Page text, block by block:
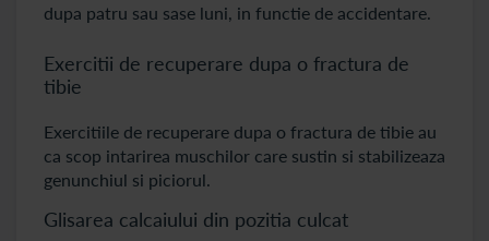
dupa patru sau sase luni, in functie de accidentare.
Exercitii de recuperare dupa o fractura de
tibie
Exercitiile de recuperare dupa o fractura de tibie au
ca scop intarirea muschilor care sustin si stabilizeaza
genunchiul si piciorul.
Glisarea calcaiului din pozitia culcat